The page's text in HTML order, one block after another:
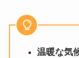
温暖な気